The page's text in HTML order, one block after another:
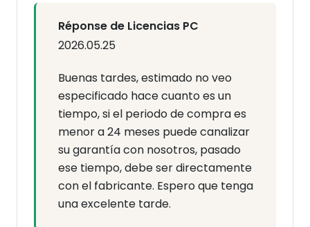
Réponse de Licencias PC
2026.05.25
Buenas tardes, estimado no veo
especificado hace cuanto es un
tiempo, si el periodo de compra es
menor a 24 meses puede canalizar
su garantía con nosotros, pasado
ese tiempo, debe ser directamente
con el fabricante. Espero que tenga
una excelente tarde.